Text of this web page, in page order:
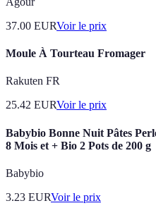
37.00 EURVoir le prix
Moule À Tourteau Fromager
Rakuten FR
25.42 EURVoir le prix
Babybio Bonne Nuit Pâtes
8 Mois et + Bio 2 Pots de 200 g
Babybio
3.23 EURVoir le prix